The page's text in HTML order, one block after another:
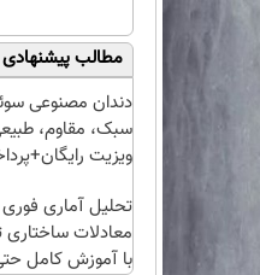
مطالب پیشنهادی
دندان مصنوعی
سبک، مقاوم،
ویزیت
تحلیل آماری فوری
معادلات
با آموزش کامل